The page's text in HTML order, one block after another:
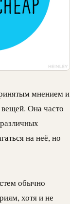
мнением и
Она часто
на неё, но
обычно
хотя и не